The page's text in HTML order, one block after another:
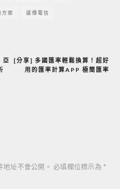
方案 遠傳電信
亞
[分享] 多國匯率輕鬆換算！超好
用的匯率計算APP 極簡匯率
址不會公開。 必填欄位標示為 *